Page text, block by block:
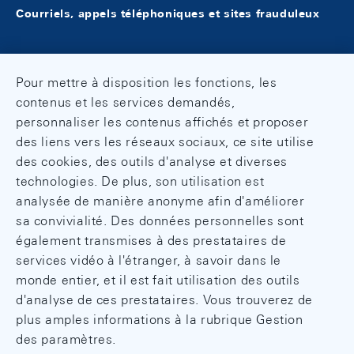
bilatéral y afférent avec l'Union
Voir pages 46 ss
Commerce de transit en Suisse, août
2012
Voir pages 34 ss
La dette extérieure de la Suisse,
décembre 2011
Voir pages 12 ss
Evolution à long terme de la balance
commerciale, août 2011
Voir pages 34 ss
Investissements de portefeuille à
décembre 2009
Voir page 17
Effectifs en Suisse et à l'étranger des
investisseurs directs suisses, décembre
2007
Voir pages 12 ss
Investissements directs étrangers en
Suisse selon le critère de l'investisseur
détenant le contrôle final, décembre
2006
Voir pages 13 s.
Courriels, appels téléphoniques et sites frauduleux
Pour mettre à disposition les fonctions, les
contenus et les services demandés,
personnaliser les contenus affichés et proposer
des liens vers les réseaux sociaux, ce site utilise
des cookies, des outils d'analyse et diverses
technologies. De plus, son utilisation est
analysée de manière anonyme afin d'améliorer
sa convivialité. Des données personnelles sont
également transmises à des prestataires de
services vidéo à l'étranger, à savoir dans le
monde entier, et il est fait utilisation des outils
d'analyse de ces prestataires. Vous trouverez de
plus amples informations à la rubrique Gestion
des paramètres.